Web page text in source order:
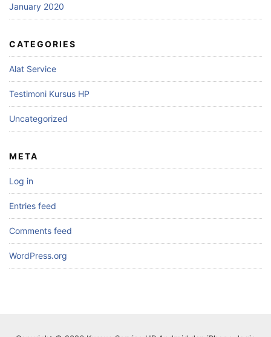
January 2020
CATEGORIES
Alat Service
Testimoni Kursus HP
Uncategorized
META
Log in
Entries feed
Comments feed
WordPress.org